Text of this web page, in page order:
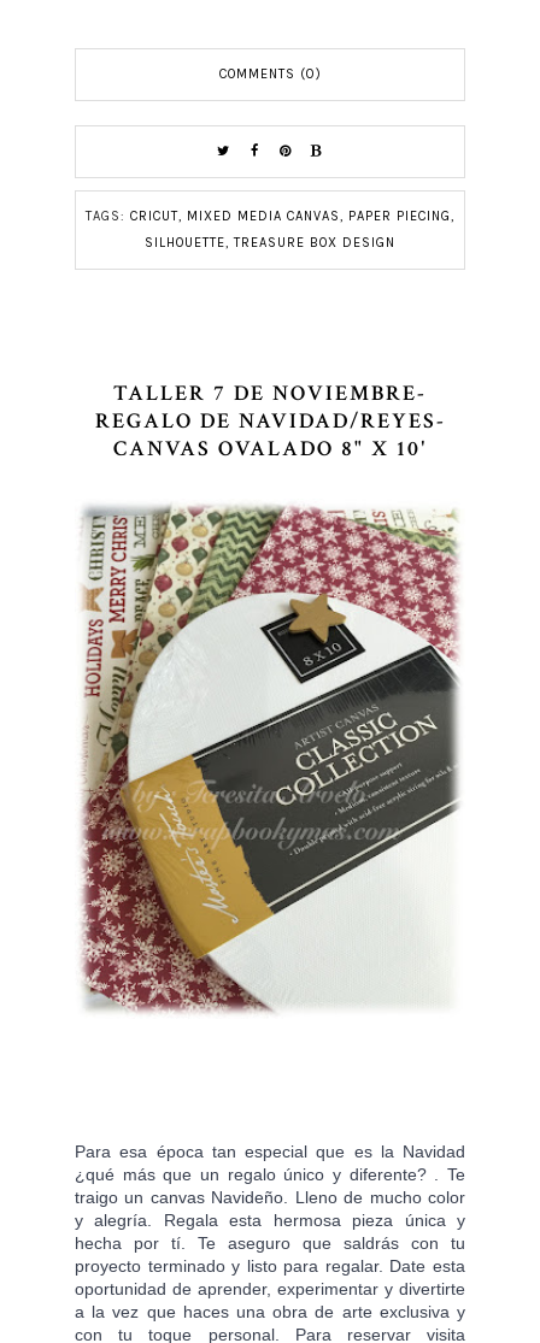
COMMENTS (0)
TAGS: CRICUT, MIXED MEDIA CANVAS, PAPER PIECING,
SILHOUETTE,TREASURE BOX DESIGN
TALLER 7 DE NOVIEMBRE-
REGALO DE NAVIDAD/REYES-
CANVAS OVALADO 8" X 10'
Para esa época tan especial que es la Navidad
¿qué más que un regalo único y diferente? . Te
traigo un canvas Navideño. Lleno de mucho color
y alegría. Regala esta hermosa pieza única y
hecha por tí. Te aseguro que saldrás con tu
proyecto terminado y listo para regalar. Date esta
oportunidad de aprender, experimentar y divertirte
a la vez que haces una obra de arte exclusiva y
con tu toque personal. Para reservar visita